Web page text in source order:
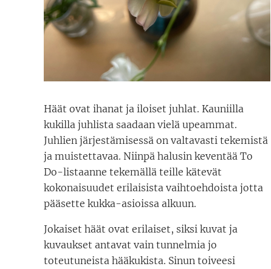
Häät ovat ihanat ja iloiset juhlat. Kauniilla
kukilla juhlista saadaan vielä upeammat.
Juhlien järjestämisessä on valtavasti tekemistä
ja muistettavaa. Niinpä halusin keventää To
Do-listaanne tekemällä teille kätevät
kokonaisuudet erilaisista vaihtoehdoista jotta
pääsette kukka-asioissa alkuun.
Jokaiset häät ovat erilaiset, siksi kuvat ja
kuvaukset antavat vain tunnelmia jo
toteutuneista hääkukista. Sinun toiveesi